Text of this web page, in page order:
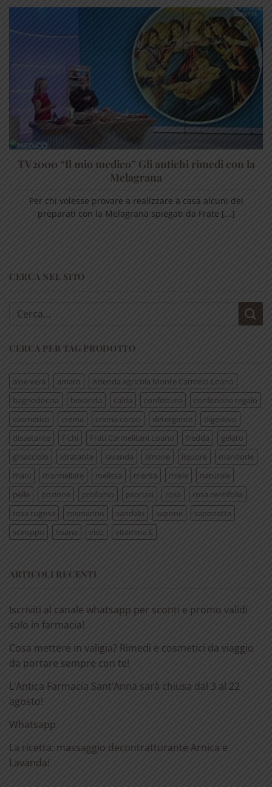
TV2000 “Il mio medico” Gli antichi rimedi con la
Melagrana
Per chi volesse provare a realizzare a casa alcuni dei
preparati con la Melagrana spiegati da Frate [...]
CERCA NEL SITO
Cerca:
CERCA PER TAG PRODOTTO
aloe vera amaro
Azienda agricola Monte Carmelo Loano
bagnodoccia
bevanda calda confettura
confezione regalo
cosmetico
crema crema corpo detergente
digestivo
dissetante
Fichi Frati Carmelitani Loano fredda
gelato
ghiacciolo
idratante lavanda limone liquore
mandorle
mani
marmellate melissa menta miele
naturale
pelle
pozione profumo psoriasi rosa
rosa centifolia
rosa rugosa
rosmarino sandalo sapone
saponetta
sciroppo
tisana viso vitamina E
ARTICOLI RECENTI
Iscriviti al canale whatsapp per sconti e promo validi
solo in farmacia!
Cosa mettere in valigia? Rimedi e cosmetici da viaggio
da portare sempre con te!
L’Antica Farmacia Sant’Anna sarà chiusa dal 3 al 22
agosto!
Whatsapp
La ricetta: massaggio decontratturante Arnica e
Lavanda!